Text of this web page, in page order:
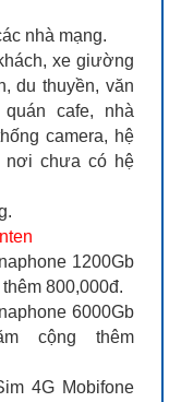
nhà mạng.
xe giường
du thuyền, văn
cafe, nhà
camera, hệ
nơi chưa có hệ
1200Gb
800,000đ.
6000Gb
cộng thêm